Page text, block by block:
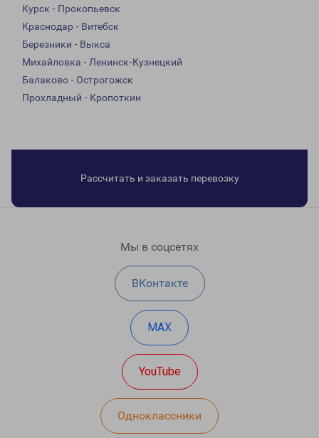
Курск - Прокопьевск
Краснодар - Витебск
Березники - Выкса
Михайловка - Ленинск-Кузнецкий
Балаково - Острогожск
Прохладный - Кропоткин
Рассчитать и заказать перевозку
Мы в соцсетях
ВКонтакте
MAX
YouTube
Одноклассники